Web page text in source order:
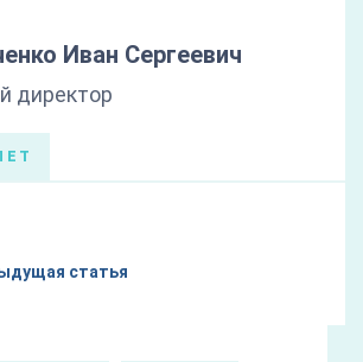
Иван Сергеевич
директор
статья